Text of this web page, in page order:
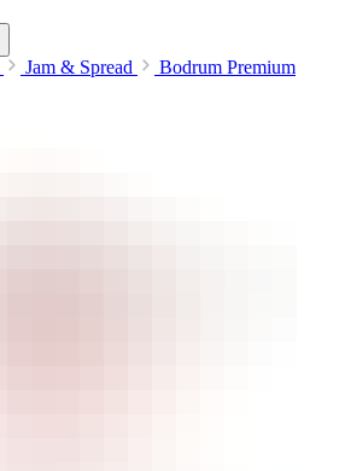
Jam & Spread
Bodrum Premium